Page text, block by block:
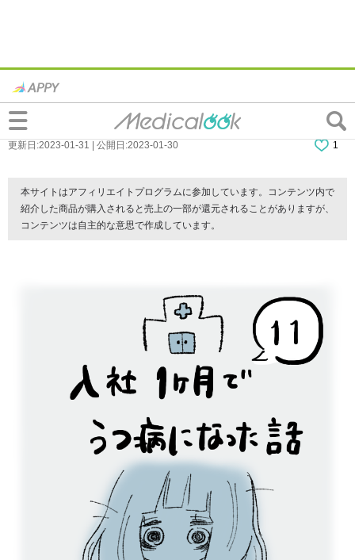
【連載】『入社1ヶ月でうつ病になった話』
第11話
更新日:2023-01-31 | 公開日:2023-01-30 1
本サイトはアフィリエイトプログラムに参加しています。コンテンツ内で
紹介した商品が購入されると売上の一部が還元されることがありますが、
コンテンツは自主的な意思で作成しています。